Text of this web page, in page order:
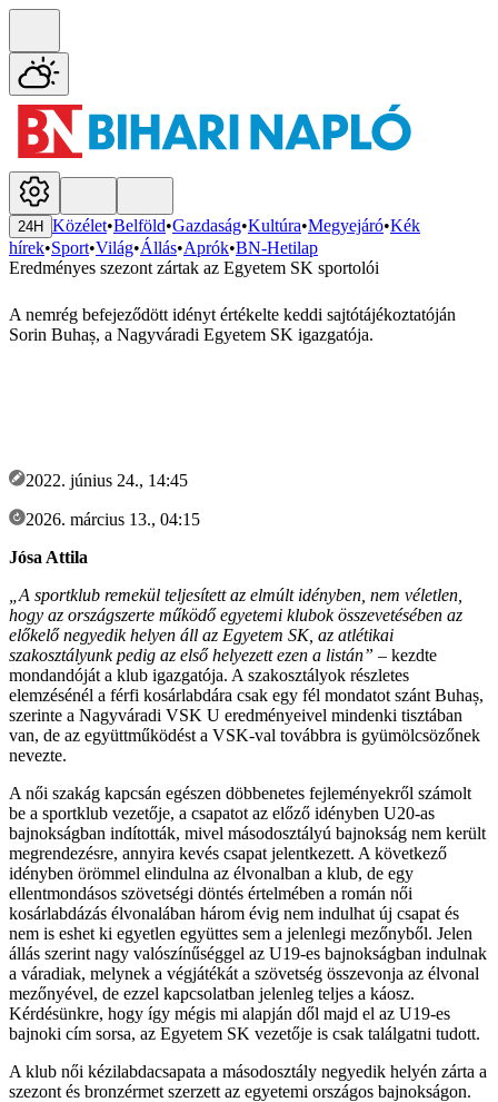
24H Közélet•Belföld•Gazdaság•Kultúra•Megyejáró•Kék
hírek•Sport•Világ•Állás•Aprók•BN-Hetilap
Eredményes szezont zártak az Egyetem SK sportolói
A nemrég befejeződött idényt értékelte keddi sajtótájékoztatóján
Sorin Buhaș, a Nagyváradi Egyetem SK igazgatója.
2022. június 24., 14:45
2026. március 13., 04:15
Jósa Attila
„A sportklub remekül teljesített az elmúlt idényben, nem véletlen,
hogy az országszerte működő egyetemi klubok összevetésében az
előkelő negyedik helyen áll az Egyetem SK, az atlétikai
szakosztályunk pedig az első helyezett ezen a listán” – kezdte
mondandóját a klub igazgatója. A szakosztályok részletes
elemzésénél a férfi kosárlabdára csak egy fél mondatot szánt Buhaș,
szerinte a Nagyváradi VSK U eredményeivel mindenki tisztában
van, de az együttműködést a VSK-val továbbra is gyümölcsözőnek
nevezte.
A női szakág kapcsán egészen döbbenetes fejleményekről számolt
be a sportklub vezetője, a csapatot az előző idényben U20-as
bajnokságban indították, mivel másodosztályú bajnokság nem került
megrendezésre, annyira kevés csapat jelentkezett. A következő
idényben örömmel elindulna az élvonalban a klub, de egy
ellentmondásos szövetségi döntés értelmében a román női
kosárlabdázás élvonalában három évig nem indulhat új csapat és
nem is eshet ki egyetlen együttes sem a jelenlegi mezőnyből. Jelen
állás szerint nagy valószínűséggel az U19-es bajnokságban indulnak
a váradiak, melynek a végjátékát a szövetség összevonja az élvonal
mezőnyével, de ezzel kapcsolatban jelenleg teljes a káosz.
Kérdésünkre, hogy így mégis mi alapján dől majd el az U19-es
bajnoki cím sorsa, az Egyetem SK vezetője is csak találgatni tudott.
A klub női kézilabdacsapata a másodosztály negyedik helyén zárta a
szezont és bronzérmet szerzett az egyetemi országos bajnokságon.